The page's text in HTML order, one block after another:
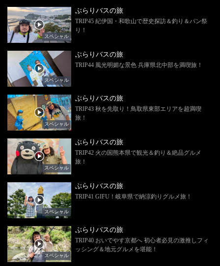
スペシャル
ぶらりバスの旅
TRIP45 紀伊国・和歌山で歴史探訪＆釣り＆パン祭
り！
スペシャル
ぶらりバスの旅
TRIP44 風光明媚な景色 兵庫県北中部を満喫旅！
スペシャル
ぶらりバスの旅
TRIP43 秋を先取り！鳥取県東部エリアを超満喫
旅！
スペシャル
ぶらりバスの旅
TRIP42 火の国熊本県で観光＆釣り＆絶品グルメ
旅！
スペシャル
ぶらりバスの旅
TRIP41 GIFU！岐阜県で納涼釣りグルメ旅！
スペシャル
ぶらりバスの旅
TRIP40 おいでやす京都へ 初心者必見の激推しフィ
ッシング＆地元グルメを堪能！